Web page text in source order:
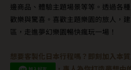
邊商品、體驗主題場景等等。透過各
歡樂與驚喜。喜歡主題樂園的旅人，
區，走進夢幻樂園暢快瘋玩一場！
想要客製化日本行程嗎？即刻加入本